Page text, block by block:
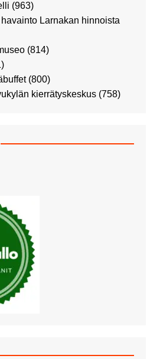
(963)
Larnakan hinnoista
(814)
(800)
kierrätyskeskus (758)